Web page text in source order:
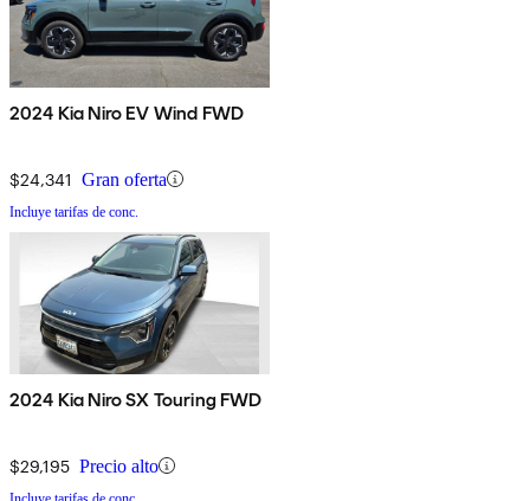
2024 Kia Niro EV Wind FWD
$24,341 Gran oferta
Incluye tarifas de conc.
2024 Kia Niro SX Touring FWD
$29,195 Precio alto